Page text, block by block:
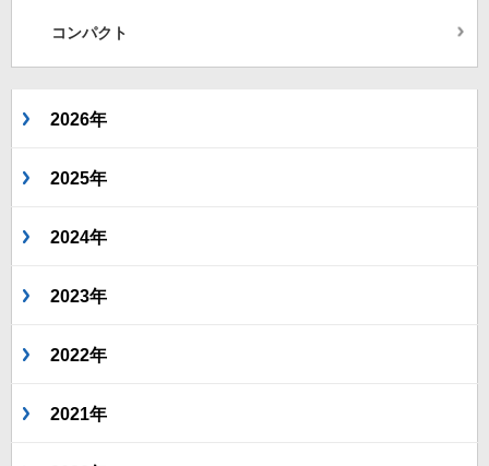
コンパクト
2026年
2025年
2024年
2023年
2022年
2021年